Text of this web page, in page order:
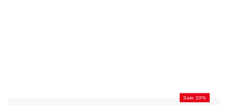
Sale 20%